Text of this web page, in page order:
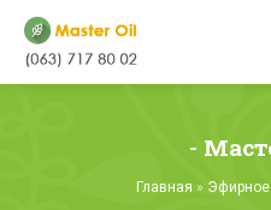
-
Главная » Эфирное